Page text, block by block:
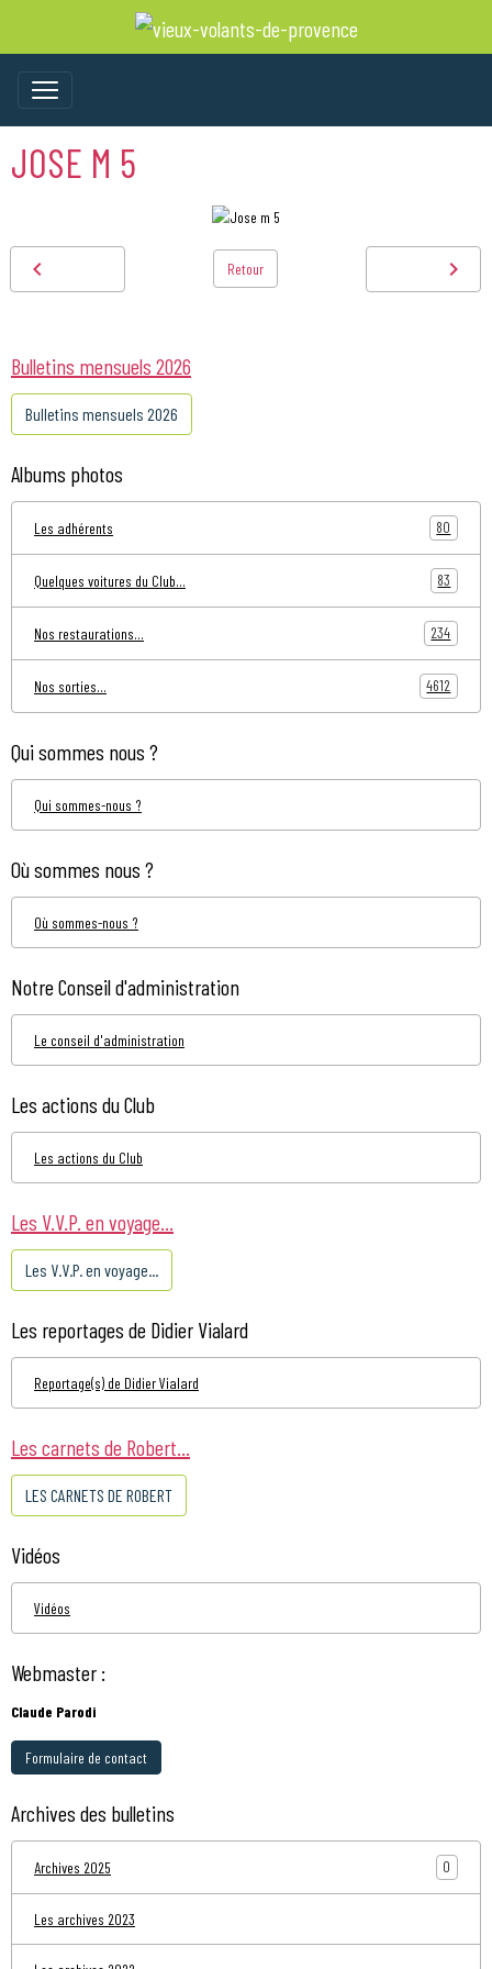
JOSE M 5
Retour
Bulletins mensuels 2026
Bulletins mensuels 2026
Albums photos
Les adhérents 80
Quelques voitures du Club... 83
Nos restaurations... 234
Nos sorties... 4612
Qui sommes nous ?
Qui sommes-nous ?
Où sommes nous ?
Où sommes-nous ?
Notre Conseil d'administration
Le conseil d'administration
Les actions du Club
Les actions du Club
Les V.V.P. en voyage...
Les V.V.P. en voyage...
Les reportages de Didier Vialard
Reportage(s) de Didier Vialard
Les carnets de Robert...
LES CARNETS DE ROBERT
Vidéos
Vidéos
Webmaster :
Claude Parodi
Formulaire de contact
Archives des bulletins
Archives 2025 0
Les archives 2023